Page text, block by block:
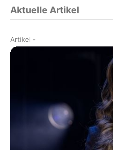
Aktuelle Artikel
Artikel -